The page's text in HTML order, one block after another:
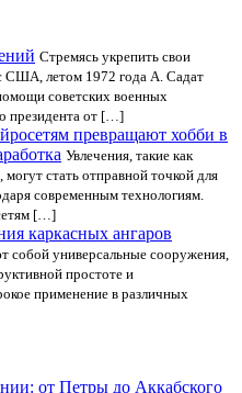
Стремясь укрепить свои
США, летом 1972 года А. Садат
советских военных
президента от […]
превращают хобби в
Увлечения, такие как
стать отправной точкой для
современным технологиям.
[…]
каркасных ангаров
собой универсальные сооружения,
простоте и
применение в различных
от Петры до Аккабского